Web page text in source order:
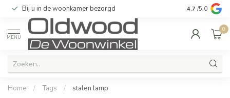
Bij u in de woonkamer bezorgd Kwaliteit &
4.7 /5.0
MENU
0
Home / Tags / stalen lamp